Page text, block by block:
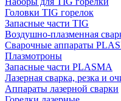
Головки TIG горелок
Запасные части TIG
Воздушно-плазменная
Сварочные аппараты
Плазмотроны
Запасные части PLASMA
Лазерная сварка, резка и
Аппараты лазерной сварки